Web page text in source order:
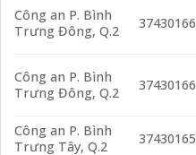
Công an P. Bình
Trưng Đông, Q.2
37430166
Công an P. Bình
Trưng Đông, Q.2
37430166
Công an P. Bình
Trưng Tây, Q.2
37430165